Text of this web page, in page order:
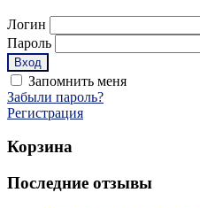
Логин
Пароль
Запомнить меня
Забыли пароль?
Регистрация
Корзина
Последние отзывы